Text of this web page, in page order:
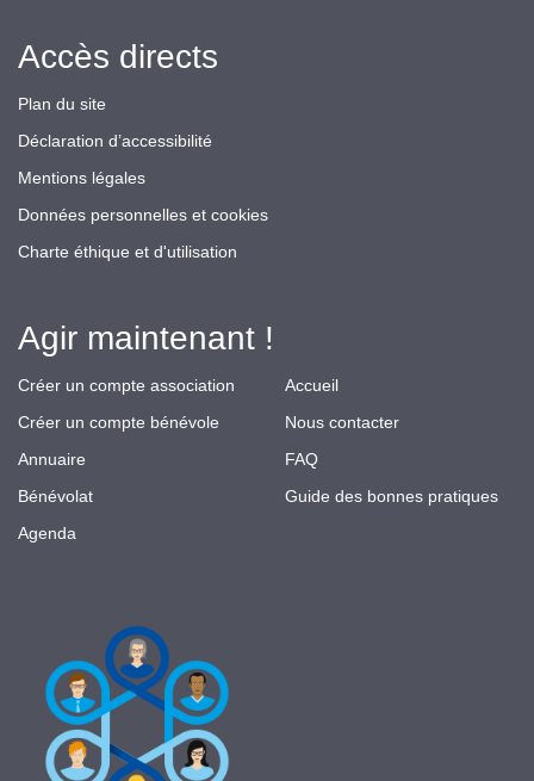
Accès directs
Plan du site
Déclaration d’accessibilité
Mentions légales
Données personnelles et cookies
Charte éthique et d'utilisation
Agir maintenant !
Créer un compte association
Créer un compte bénévole
Annuaire
Bénévolat
Agenda
Accueil
Nous contacter
FAQ
Guide des bonnes pratiques